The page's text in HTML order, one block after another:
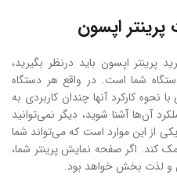
اپسون
پرینتر اپسون باید درنظر بگیرید،
شما است. در واقع هر دستگاه
نحوه کارکرد آنها چندان کاربردی به
آن‌ها آشنا شوید، دیگر نمی‌توانید
از این موارد است که می‌تواند شما
کند. اگر صفحه نمایش پرینتر شما،
و لذت بخش خواهد بود.